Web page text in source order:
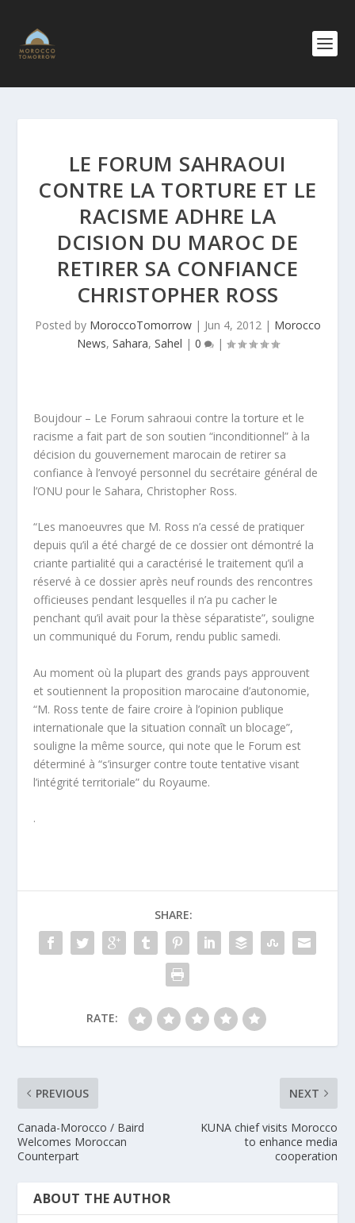
LE FORUM SAHRAOUI
CONTRE LA TORTURE ET LE
RACISME ADHRE LA
DCISION DU MAROC DE
RETIRER SA CONFIANCE
CHRISTOPHER ROSS
Posted by MoroccoTomorrow| Jun 4, 2012| Morocco
News, Sahara, Sahel | 0 |
Boujdour – Le Forum sahraoui contre la torture et le
racisme a fait part de son soutien “inconditionnel” à la
décision du gouvernement marocain de retirer sa
confiance à l’envoyé personnel du secrétaire général de
l’ONU pour le Sahara, Christopher Ross.
“Les manoeuvres que M. Ross n’a cessé de pratiquer
depuis qu’il a été chargé de ce dossier ont démontré la
criante partialité qui a caractérisé le traitement qu’il a
réservé à ce dossier après neuf rounds des rencontres
officieuses pendant lesquelles il n’a pu cacher le
penchant qu’il avait pour la thèse séparatiste”, souligne
un communiqué du Forum, rendu public samedi.
Au moment où la plupart des grands pays approuvent
et soutiennent la proposition marocaine d’autonomie,
“M. Ross tente de faire croire à l’opinion publique
internationale que la situation connaît un blocage”,
souligne la même source, qui note que le Forum est
déterminé à “s’insurger contre toute tentative visant
l’intégrité territoriale” du Royaume.
.
SHARE:
RATE:
PREVIOUS
Canada-Morocco / Baird
Welcomes Moroccan
Counterpart
NEXT
KUNA chief visits Morocco
to enhance media
cooperation
ABOUT THE AUTHOR